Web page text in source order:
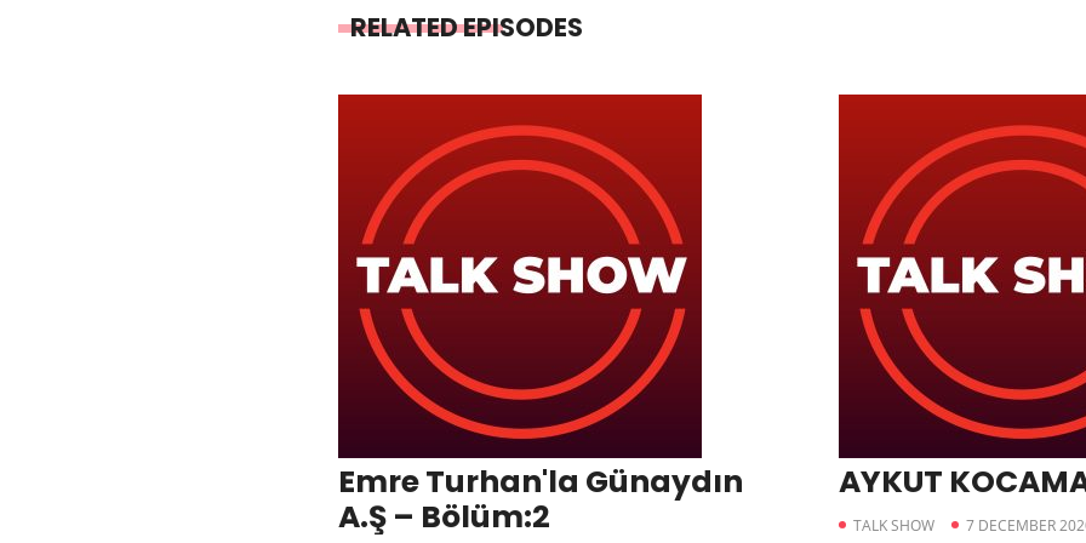
RELATED EPISODES
Emre Turhan'la Günaydın
A.Ş – Bölüm:2
AYKUT
TALK SHOW 7 DECEMBER